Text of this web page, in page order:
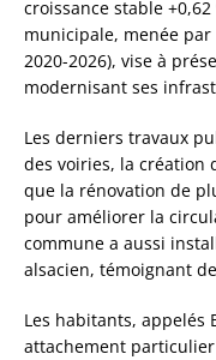
croissance stable
municipale, menée
2020-2026), vise à
modernisant ses
Les derniers travaux
des voiries, la création
que la rénovation de
pour améliorer la
commune a aussi
alsacien, témoignant
Les habitants,
attachement